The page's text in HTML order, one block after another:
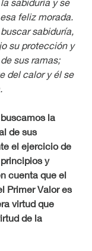
feliz morada.
sabiduría,
su protección y
sus ramas;
del calor y él se
la
de sus
el ejercicio de
y
cuenta que el
Primer Valor es
virtud que
de la